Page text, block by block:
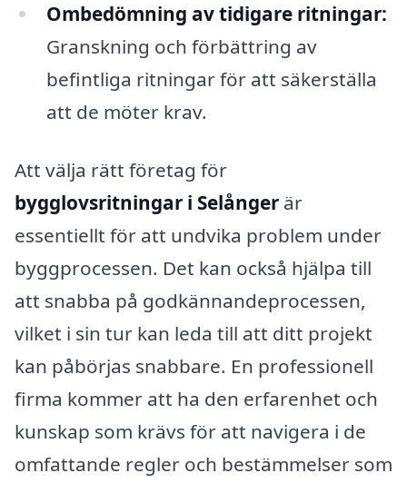
Ombedömning av tidigare ritningar:
Granskning och förbättring av
befintliga ritningar för att säkerställa
att de möter krav.
Att välja rätt företag för
bygglovsritningar i Selånger är
essentiellt för att undvika problem under
byggprocessen. Det kan också hjälpa till
att snabba på godkännandeprocessen,
vilket i sin tur kan leda till att ditt projekt
kan påbörjas snabbare. En professionell
firma kommer att ha den erfarenhet och
kunskap som krävs för att navigera i de
omfattande regler och bestämmelser som